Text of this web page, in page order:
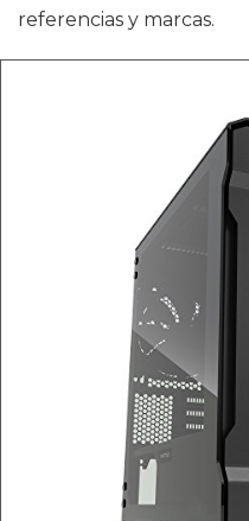
referencias y marcas.